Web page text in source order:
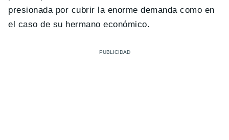
presionada por cubrir la enorme demanda como en
el caso de su hermano económico.